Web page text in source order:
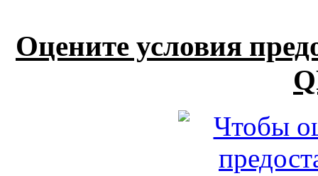
Оцените условия